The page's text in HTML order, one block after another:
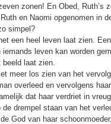
zonen! En Obed, Ruth’s
en Naomi opgenomen in
simpel?
een heel leven laat zien.
leven kan worden
beeld laat zien.
meer los zien van het
overleed en vervolgens
dat haar verdriet in
drempel staan van het
God van haar